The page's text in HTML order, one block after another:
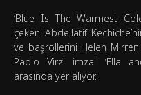
‘Blue Is The Warmest
çeken Abdellatif
ve başrollerini Helen Mirren
Paolo Virzi imzalı ‘Ella
arasında yer alıyor.